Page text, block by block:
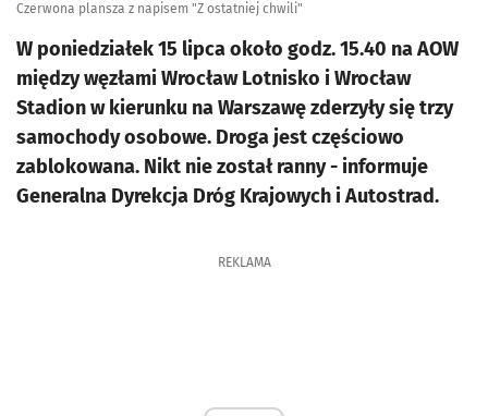
Czerwona plansza z napisem "Z ostatniej chwili"
W poniedziałek 15 lipca około godz. 15.40 na AOW
między węzłami Wrocław Lotnisko i Wrocław
Stadion w kierunku na Warszawę zderzyły się trzy
samochody osobowe. Droga jest częściowo
zablokowana. Nikt nie został ranny - informuje
Generalna Dyrekcja Dróg Krajowych i Autostrad.
REKLAMA